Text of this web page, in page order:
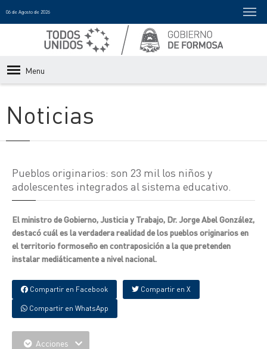
06 de Agosto de 2026
Menu
Noticias
Pueblos originarios: son 23 mil los niños y
adolescentes integrados al sistema educativo.
El ministro de Gobierno, Justicia y Trabajo, Dr. Jorge Abel González,
destacó cuál es la verdadera realidad de los pueblos originarios en
el territorio formoseño en contraposición a la que pretenden
instalar mediáticamente a nivel nacional.
Compartir en Facebook Compartir en X
Compartir en WhatsApp
Acciones